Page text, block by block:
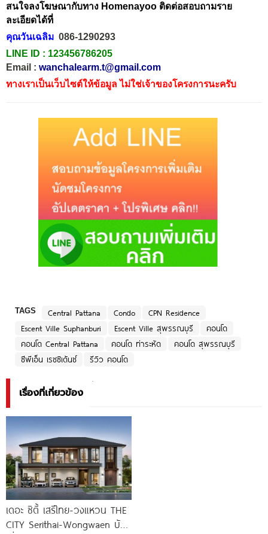
สนใจลงโฆษณากับทาง Homenayoo ติดต่อสอบถามราย
ละเอียดได้ที่
คุณวันเฉลิม 086-1290293
LINE ID : 123456786205
Email : wanchalearm.t@gmail.com
ทางเราเป็นเว็บไซต์ให้ข้อมูล ไม่ใช่เจ้าของโครงการนะครับ
TAGS Central Pattana Condo
CPN Residence
Escent Ville Suphanburi
Escent Ville สุพรรณบุรี
คอนโด
คอนโด Central Pattana
คอนโด ท่าระหัด
คอนโด สุพรรณบุรี
ซีพีเอ็น เรซซิเด้นซ์
รีวิว คอนโด
เรื่องที่เกี่ยวข้อง
เดอะ ซิตี้ เสรีไทย-วงแหวน THE
CITY Serithai-Wongwaen บ้าน